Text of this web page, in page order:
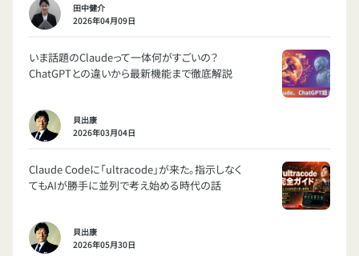
田中健介
2026年04月09日
いま話題のClaudeって一体何がすごいの？
ChatGPTとの違いから最新機能まで徹底解説
貝出康
2026年03月04日
Claude Codeに「ultracode」が来た。指示しなく
てもAIが勝手に並列で考え始める時代の話
貝出康
2026年05月30日